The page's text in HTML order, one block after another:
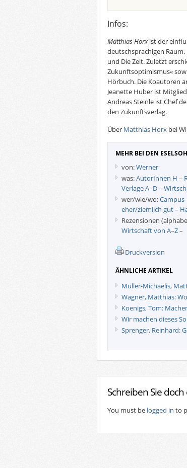
Infos:
Matthias Horxist der
deutschsprachigen
und Die Zeit. Zuletzt
Zukunftsoptimismus«
Hörbuch. Die Koautoren
Jeanette Huber ist
Andreas Steinle ist Chef
den Zukunftsverlag.
Über Matthias Horx bei
MEHR BEI DEN
von:Werner
was:AutorInnen H –
Verlage A–D–
wer/wie/wo:Campus
eher/ziemlich gut–
Rezensionen
Wirtschaft von A–Z–
Druckversion
ÄHNLICHE ARTIKEL
Müller-Michaelis,
Wagner, Matthias:
Koenigs, Tom:
Wir machen dieses
Sprenger, Reinhard:
Schreiben Sie
You must be logged in to